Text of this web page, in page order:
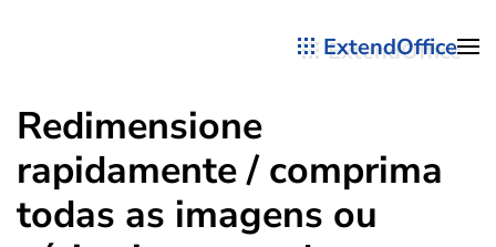
ExtendOffice
Redimensione
rapidamente / comprima
todas as imagens ou